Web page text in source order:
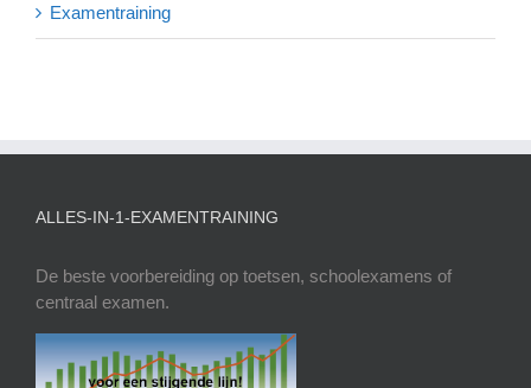
Examentraining
ALLES-IN-1-EXAMENTRAINING
De beste voorbereiding op toetsen, schoolexamens of
centraal examen.